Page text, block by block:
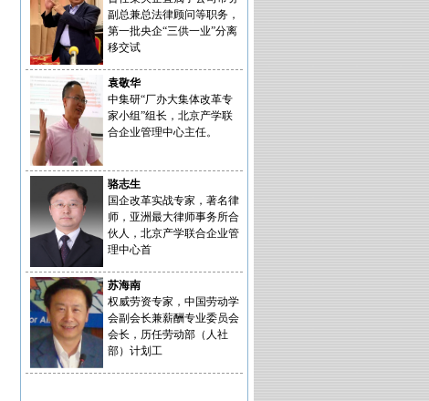
副总兼总法律顾问等职务，
第一批央企“三供一业”分离
移交试
袁敬华
中集研“厂办大集体改革专
家小组”组长，北京产学联
合企业管理中心主任。
骆志生
国企改革实战专家，著名律
师，亚洲最大律师事务所合
伙人，北京产学联合企业管
理中心首
苏海南
权威劳资专家，中国劳动学
会副会长兼薪酬专业委员会
会长，历任劳动部（人社
部）计划工